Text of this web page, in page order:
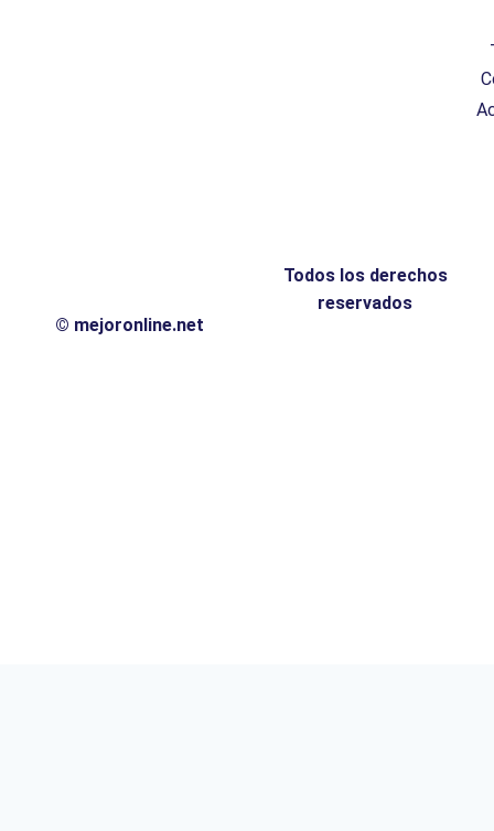
© mejoronline.net
Todos los derechos
reservados